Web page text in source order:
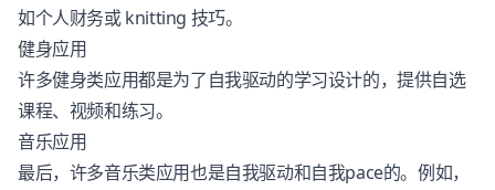
如个人财务或 knitting 技巧。
健身应用
许多健身类应用都是为了自我驱动的学习设计的，提供自选
课程、视频和练习。
音乐应用
最后，许多音乐类应用也是自我驱动和自我pace的。例如，